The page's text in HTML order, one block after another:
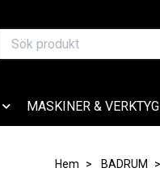
MASKINER & VERKTYG
Hem BADRUM